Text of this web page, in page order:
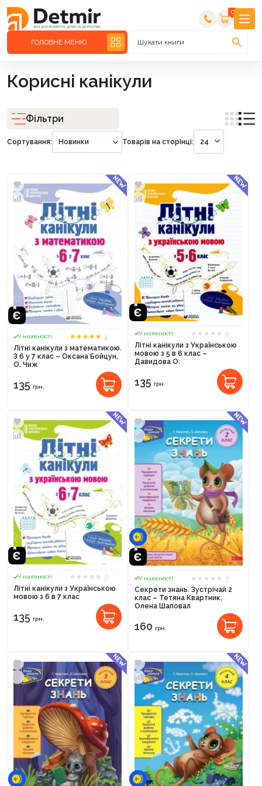
0
ГОЛОВНЕ МЕНЮ Шукати книги
Корисні канікули
Фільтри
Сортування: Новинки Товарів на сторінці: 24
У наявності
4
Літні канікули з математикою.
З 6 у 7 клас – Оксана Бойцун,
О. Чиж
135 грн.
У наявності
0
Літні канікули з Українською
мовою з 5 в 6 клас –
Давидова О.
135 грн.
У наявності
0
Літні канікули з Українською
мовою з 6 в 7 клас
135 грн.
У наявності
0
Секрети знань. Зустрічай 2
клас – Тетяна Квартник,
Олена Шаповал
160 грн.